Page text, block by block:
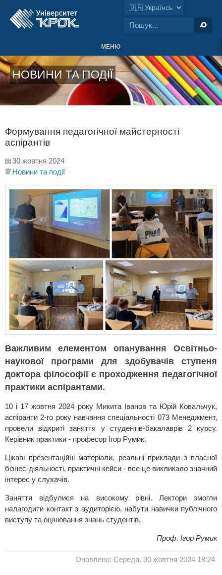
МЕНЮ
НОВИНИ ТА ПОДІЇ
Формування педагогічної майстерності
аспірантів
30 жовтня 2024
Новини та події
Важливим елементом опанування Освітньо-
наукової програми для здобувачів ступеня
доктора філософії є проходження педагогічної
практики аспірантами.
10 і 17 жовтня 2024 року Микита Іванов та Юрій Ковальчук,
аспіранти 2-го року навчання спеціальності 073 Менеджмент,
провели відкриті заняття у студентів-бакалаврів 2 курсу.
Керівник практики - професор Ігор Румик.
Цікаві презентаційні матеріали, реальні приклади з власної
бізнес-діяльності, практичні кейси - все це викликало значний
інтерес у слухачів.
Заняття відбулися на високому рівні. Лектори змогли
налагодити контакт з аудиторією, набути навички публічного
виступу та оцінювання знань студентів.
Проф. Ігор Румик
Оновлено: Середа, 30 жовтня 2024 18:24